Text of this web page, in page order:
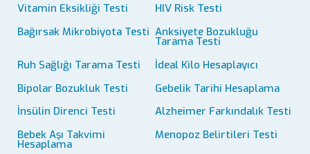
Vitamin Eksikliği Testi
HIV Risk Testi
Bağırsak Mikrobiyota Testi Anksiyete Bozukluğu
Tarama Testi
Ruh Sağlığı Tarama Testi
İdeal Kilo Hesaplayıcı
Bipolar Bozukluk Testi
Gebelik Tarihi Hesaplama
İnsülin Direnci Testi
Alzheimer Farkındalık Testi
Bebek Aşı Takvimi
Hesaplama
Menopoz Belirtileri Testi